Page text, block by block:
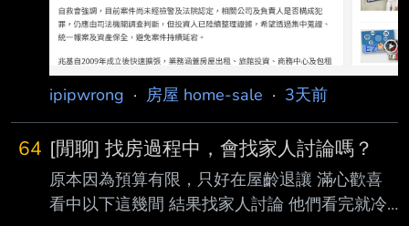
ipipwrong · 房屋 home-sale · 3天前
64 [閒聊] 找房過程中，會找家人討論嗎？
原本因為預算有限，只好在屋齡退讓 滿心歡喜
看中以下這幾間 結果找家人討論 他們看完就冷